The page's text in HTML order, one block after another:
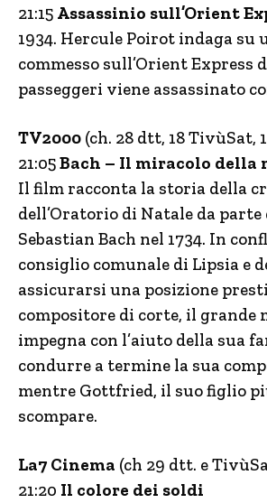
21:15 Assassinio sull’Orient
1934. Hercule Poirot indaga su
commesso sull’Orient Express
passeggeri viene assassinato
TV2000 (ch. 28 dtt, 18 TivùSat,
21:05Bach – Il miracolo della
Il film racconta la storia della
dell’Oratorio di Natale da parte
Sebastian Bach nel 1734. In
consiglio comunale di Lipsia e
assicurarsi una posizione
compositore di corte, il grande
impegna con l’aiuto della sua
condurre a termine la sua
mentre Gottfried, il suo figlio
scompare.
La7 Cinema (ch 29 dtt. e
21:20 Il colore dei soldi